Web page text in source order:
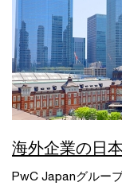
海外企業の日
PwC Japanグルー